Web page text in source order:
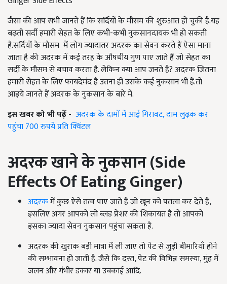
जैसा की आप सभी जानते हैं कि सर्दियों के मौसम की शुरुआत हो चुकी है.यह
बढ़ती सर्दी हमारी सेहत के लिए कभी-कभी नुकसानदायक भी हो सकती
है.सर्दियों के मौसम में लोग ज्यादातर अदरक का सेवन करते हैं ऐसा माना
जाता है की अदरक में कई तरह के औषधीय गुण पाए जाते हैं जो सेहत का
सर्दी के मौसम से बचाव करता है. लेकिन क्या आप जनते हैं? अदरक जितना
हमारी सेहत के लिए फायदेमंद है उतना ही उसके कई नुकसान भी हैं.तो
आइये जानते हैं अदरक के नुकसान के बारे में.
इस खबर को भी पढ़ें - अदरक के दामों में आई गिरावट, दाम लुढ़क कर
पहुंचा 700 रुपये प्रति क्विंटल
अदरक खाने के नुकसान(Side
Effects Of Eating Ginger)
अदरकमें कुछ ऐसे तत्व पाए जाते हैं जो खून को पतला कर देते हैं,
इसलिए अगर आपको लो ब्‍लड प्रेशर की शिकायत है तो आपको
इसका ज्यादा सेवन नुकसान पहुंचा सकता है.
अदरक की खुराक बड़ी मात्रा में ली जाए तो पेट से जुड़ी बीमारियाँ होने
की सम्भावना हो जाती है. जैसे कि दस्त, पेट की विभिन्न समस्या, मुंह में
जलन और गंभीर डकार या उबकाई आदि.